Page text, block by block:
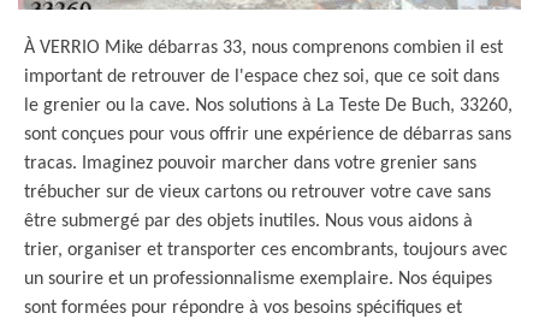
À VERRIO Mike débarras 33, nous comprenons combien il est
important de retrouver de l'espace chez soi, que ce soit dans
le grenier ou la cave. Nos solutions à La Teste De Buch, 33260,
sont conçues pour vous offrir une expérience de débarras sans
tracas. Imaginez pouvoir marcher dans votre grenier sans
trébucher sur de vieux cartons ou retrouver votre cave sans
être submergé par des objets inutiles. Nous vous aidons à
trier, organiser et transporter ces encombrants, toujours avec
un sourire et un professionnalisme exemplaire. Nos équipes
sont formées pour répondre à vos besoins spécifiques et